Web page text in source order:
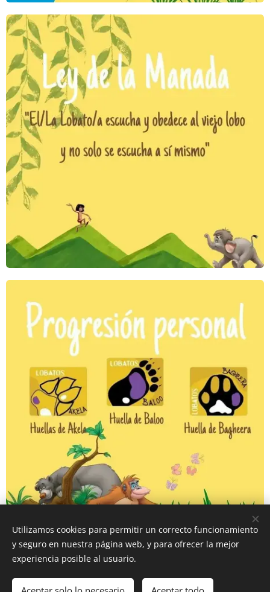
GRUPO SCOUT CIUDAD DEL SOL 108. 2024
Utilizamos cookies para permitir un correcto funcionamiento
y seguro en nuestra página web, y para ofrecer la mejor
experiencia posible al usuario.